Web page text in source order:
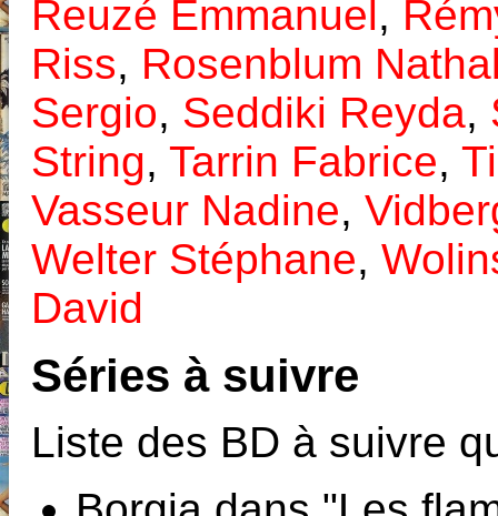
Reuzé Emmanuel,
Riss, Rosenblum
Sergio, Seddiki Reyda,
String, Tarrin Fabrice,
Vasseur Nadine,
Welter Stéphane,
David
Séries à suivre
Liste des BD à suivre